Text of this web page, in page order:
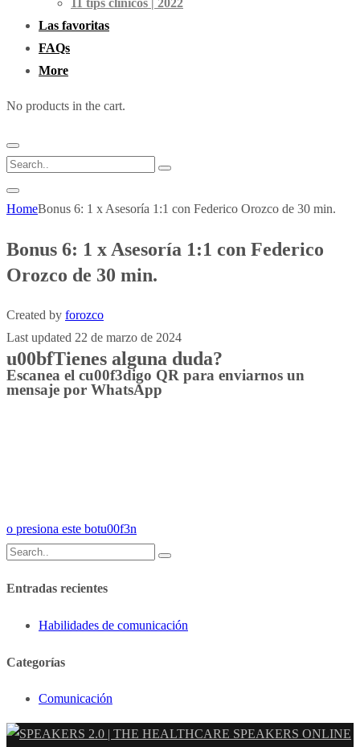
11 tips clínicos | 2022
Las favoritas
FAQs
More
No products in the cart.
HomeBonus 6: 1 x Asesoría 1:1 con Federico Orozco de 30 min.
Bonus 6: 1 x Asesoría 1:1 con Federico
Orozco de 30 min.
Created by forozco
Last updated 22 de marzo de 2024
u00bfTienes alguna duda?
Escanea el cu00f3digo QR para enviarnos un
mensaje por WhatsApp
o presiona este botu00f3n
Entradas recientes
Habilidades de comunicación
Categorías
Comunicación